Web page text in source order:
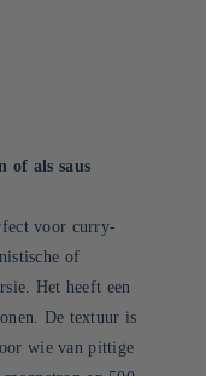
of als saus
voor curry-
of
Het heeft een
De textuur is
wie van pittige